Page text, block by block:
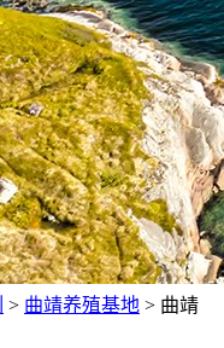
> 曲靖养殖基地 > 曲靖